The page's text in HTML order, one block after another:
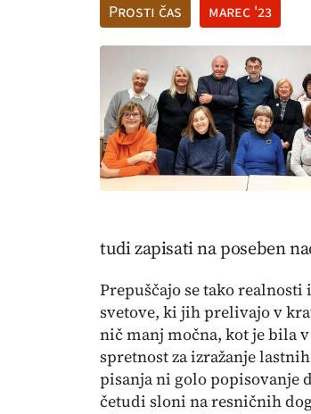
Prosti čas
marec '23
tudi zapisati na poseben
Prepuščajo se tako
svetove, ki jih prelivajo v
nič manj močna, kot je bila
spretnost za izražanje
pisanja ni golo popisovanje
četudi sloni na resničnih